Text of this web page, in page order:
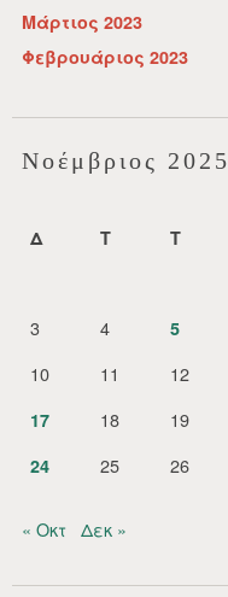
Μάρτιος 2023
Φεβρουάριος 2023
Νοέμβριος 2025
Δ Τ Τ
3
4 5
10
11 12
17 18 19
24 25 26
« Οκτ Δεκ »